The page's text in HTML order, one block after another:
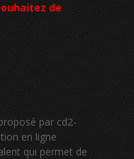
de
par cd2-
en ligne
qui permet de